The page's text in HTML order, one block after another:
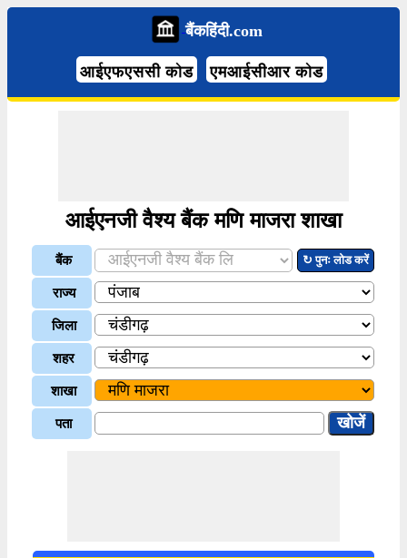
बैंकहिंदी.com
आईएफएससी कोड एमआईसीआर कोड
आईएनजी वैश्य बैंक मणि माजरा शाखा
बैंक ↻ पुनः लोड करें
राज्य
जिला
शहर
शाखा
पता